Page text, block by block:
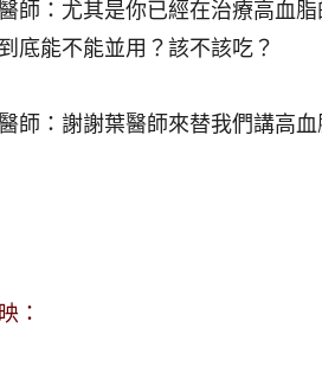
師 ：尤其是你已經在治療高血
底能不能並用？該不該吃？
師 ：謝謝葉醫師來替我們講高
：